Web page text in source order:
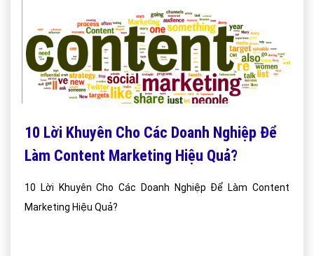
10 Lời Khuyên Cho Các Doanh Nghiệp Để
Làm Content Marketing Hiệu Quả?
10 Lời Khuyên Cho Các Doanh Nghiệp Để Làm Content
Marketing Hiệu Quả?